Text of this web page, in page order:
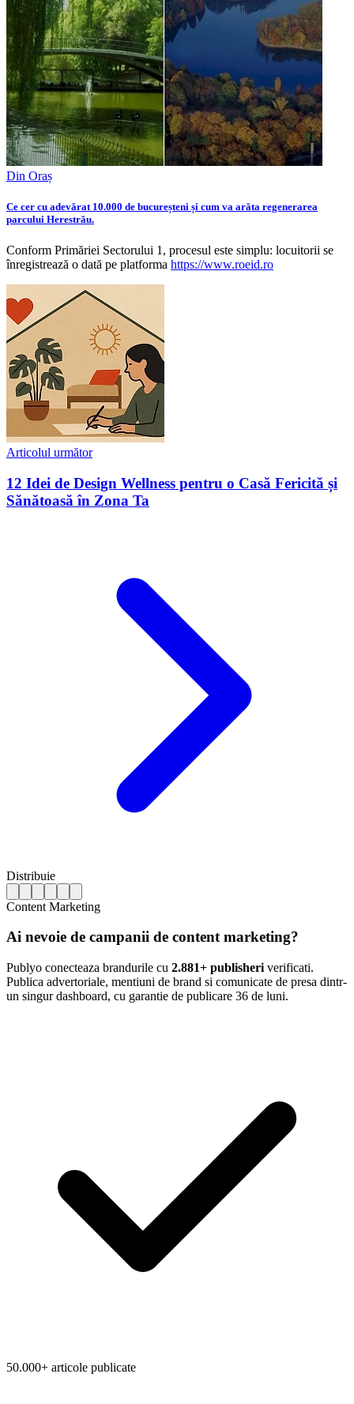
Din Oraș
Ce cer cu adevărat 10.000 de bucureșteni și cum va arăta regenerarea
parcului Herestrău.
Conform Primăriei Sectorului 1, procesul este simplu: locuitorii se
înregistrează o dată pe platforma https://www.roeid.ro
Articolul următor
12 Idei de Design Wellness pentru o Casă Fericită și
Sănătoasă în Zona Ta
Distribuie
Content Marketing
Ai nevoie de campanii de content marketing?
Publyo conecteaza brandurile cu 2.881+ publisheri verificati.
Publica advertoriale, mentiuni de brand si comunicate de presa dintr-
un singur dashboard, cu garantie de publicare 36 de luni.
50.000+ articole publicate